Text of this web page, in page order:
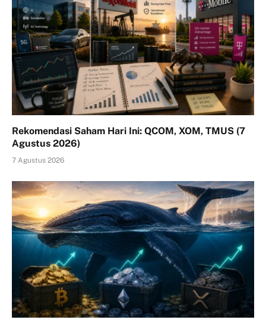
Rekomendasi Saham Hari Ini: QCOM, XOM, TMUS (7
Agustus 2026)
7 Agustus 2026